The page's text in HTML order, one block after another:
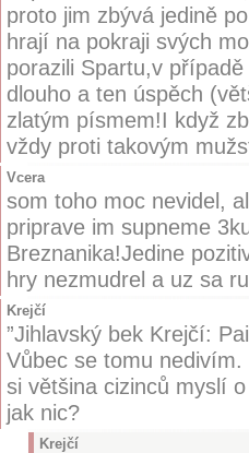
proto jim zbývá jedině
hrají na pokraji svých
porazili Spartu,v
dlouho a ten úspěch
zlatým písmem!I když
vždy proti takovým
Vcera
som toho moc nevidel,
priprave im supneme
Breznanika!Jedine
hry nezmudrel a uz sa
Krejčí
”Jihlavský bek Krejčí:
Vůbec se tomu
si většina cizinců myslí
jak nic?
Krejčí